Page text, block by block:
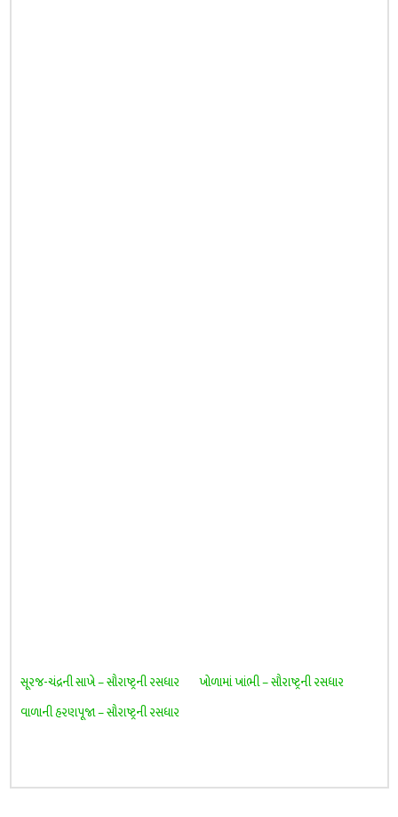
સૂરજ-ચંદ્રની સાખે – સૌરાષ્ટ્રની રસધાર
ખોળામાં ખાંભી – સૌરાષ્ટ્રની રસધાર
વાળાની હરણપૂજા – સૌરાષ્ટ્રની રસધાર